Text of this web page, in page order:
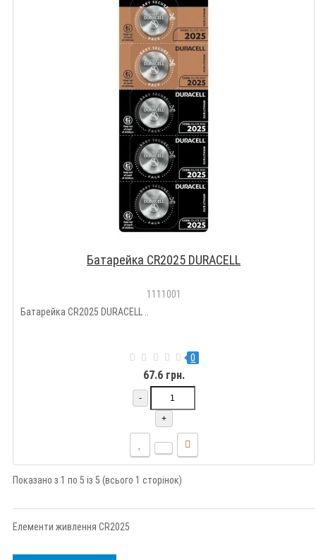
Батарейка CR2025 DURACELL
1111001
Батарейка CR2025 DURACELL ..
0
67.6 грн.
-
+
Показано з 1 по 5 із 5 (всього 1 сторінок)
Елементи живлення CR2025